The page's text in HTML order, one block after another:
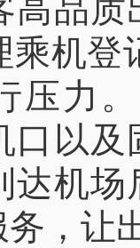
乘机
压力
口以
达机
，让